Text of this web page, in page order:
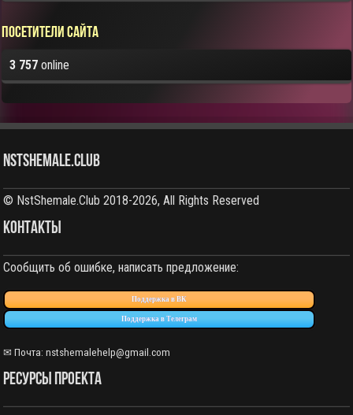
Посетители сайта
3 757 online
NstShemale.Club
© NstShemale.Club 2018-2026, All Rights Reserved
КОНТАКТЫ
Сообщить об ошибке, написать предложение:
Поддержка в ВК
Поддержка в Телеграм
✉ Почта: nstshemalehelp@gmail.com
РЕСУРСЫ ПРОЕКТА